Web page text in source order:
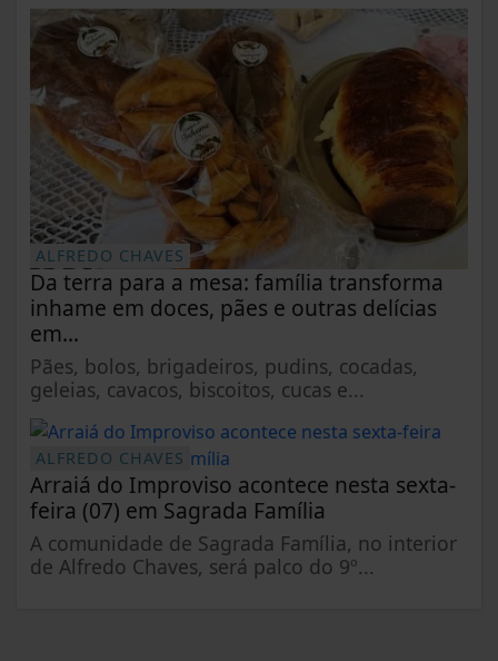
ALFREDO CHAVES
Da terra para a mesa: família transforma
inhame em doces, pães e outras delícias
em...
Pães, bolos, brigadeiros, pudins, cocadas,
geleias, cavacos, biscoitos, cucas e...
ALFREDO CHAVES
Arraiá do Improviso acontece nesta sexta-
feira (07) em Sagrada Família
A comunidade de Sagrada Família, no interior
de Alfredo Chaves, será palco do 9º...